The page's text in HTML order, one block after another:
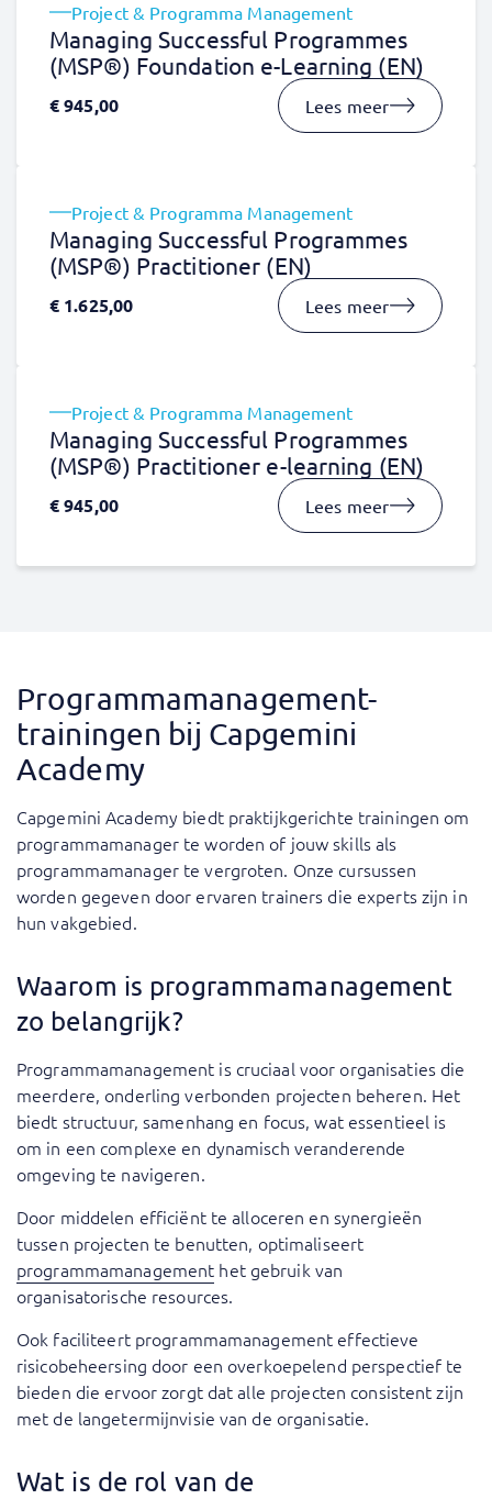
Project & Programma Management
Managing Successful Programmes
(MSP®) Foundation e-Learning (EN)
€945,00 Lees meer
Project & Programma Management
Managing Successful Programmes
(MSP®) Practitioner (EN)
€ 1.625,00 Lees meer
Project & Programma Management
Managing Successful Programmes
(MSP®) Practitioner e-learning (EN)
€945,00 Lees meer
Programmamanagement-
trainingen bij Capgemini
Academy
Capgemini Academy biedt praktijkgerichte trainingen om
programmamanager te worden of jouw skills als
programmamanager te vergroten. Onze cursussen
worden gegeven door ervaren trainers die experts zijn in
hun vakgebied.
Waarom is programmamanagement
zo belangrijk?
Programmamanagement is cruciaal voor organisaties die
meerdere, onderling verbonden projecten beheren. Het
biedt structuur, samenhang en focus, wat essentieel is
om in een complexe en dynamisch veranderende
omgeving te navigeren.
Door middelen efficiënt te alloceren en synergieën
tussen projecten te benutten, optimaliseert
programmamanagement het gebruik van
organisatorische resources.
Ook faciliteert programmamanagement effectieve
risicobeheersing door een overkoepelend perspectief te
bieden die ervoor zorgt dat alle projecten consistent zijn
met de langetermijnvisie van de organisatie.
Wat is de rol van de